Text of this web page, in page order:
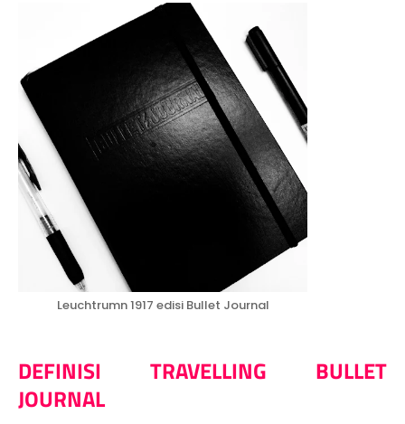
Leuchtrumn 1917 edisi Bullet Journal
DEFINISI TRAVELLING BULLET
JOURNAL